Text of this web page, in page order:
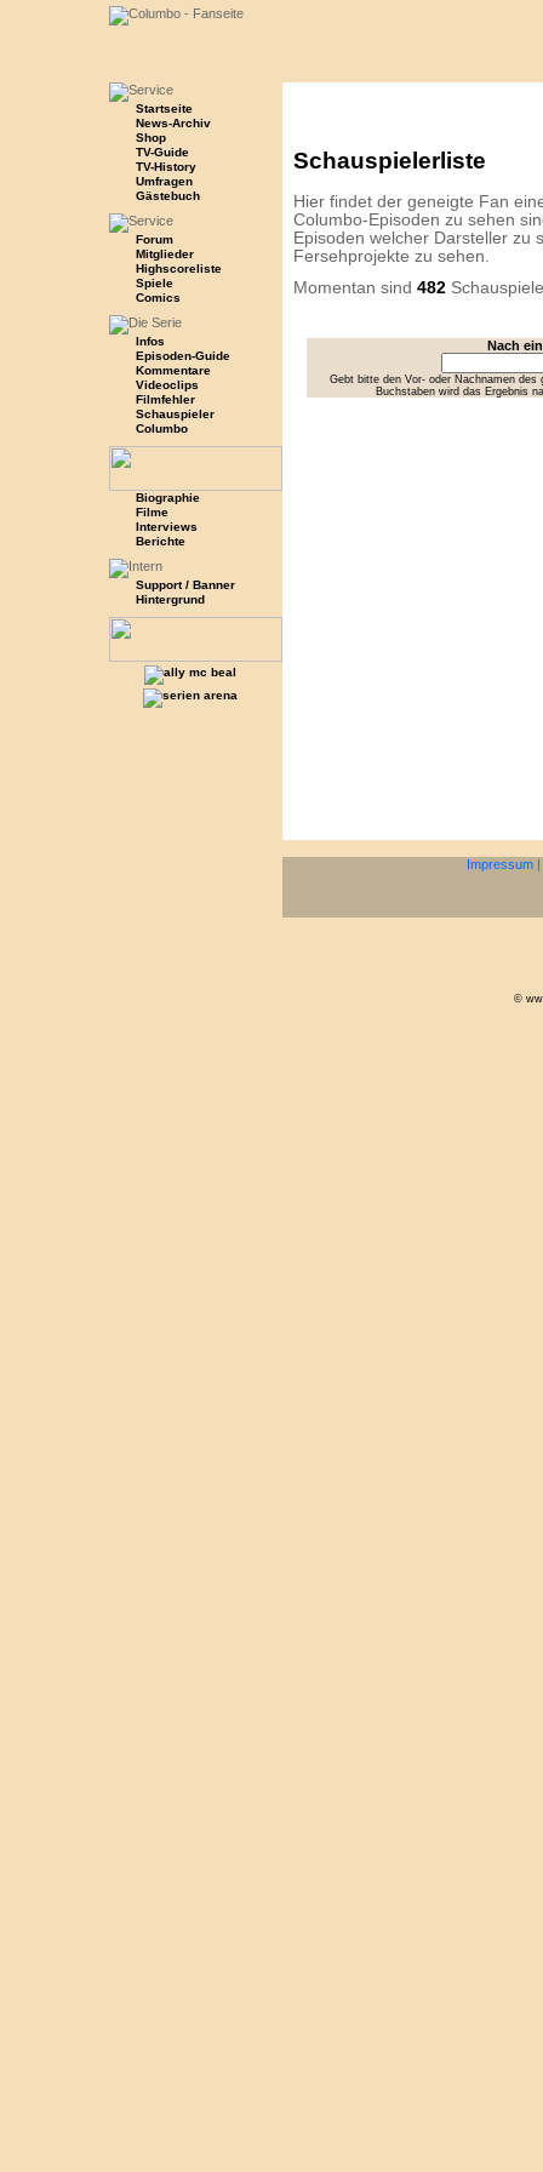
Startseite
News-Archiv
Shop
TV-Guide
TV-History
Umfragen
Gästebuch
Forum
Mitglieder
Highscoreliste
Spiele
Comics
Infos
Episoden-Guide
Kommentare
Videoclips
Filmfehler
Schauspieler
Columbo
Biographie
Filme
Interviews
Berichte
Support / Banner
Hintergrund
Schauspielerliste
Hier findet der geneigte Fan
Columbo-Episoden zu sehen
Episoden welcher Darsteller zu
Fersehprojekte zu sehen.
Momentan sind 482
Nach
Gebt bitte den Vor- oder Nachnamen
Buchstaben wird das Ergebnis
Impressum |
©